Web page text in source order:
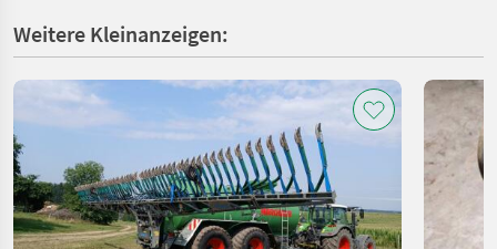
Weitere Kleinanzeigen: